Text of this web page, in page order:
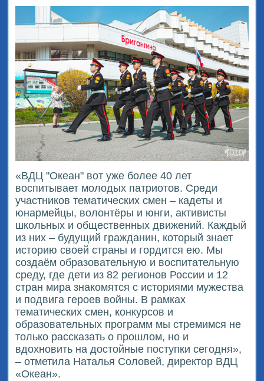
«ВДЦ "Океан" вот уже более 40 лет
воспитывает молодых патриотов. Среди
участников тематических смен – кадеты и
юнармейцы, волонтёры и юнги, активисты
школьных и общественных движений. Каждый
из них – будущий гражданин, который знает
историю своей страны и гордится ею. Мы
создаём образовательную и воспитательную
среду, где дети из 82 регионов России и 12
стран мира знакомятся с историями мужества
и подвига героев войны. В рамках
тематических смен, конкурсов и
образовательных программ мы стремимся не
только рассказать о прошлом, но и
вдохновить на достойные поступки сегодня»,
– отметила Наталья Соловей, директор ВДЦ
«Океан».